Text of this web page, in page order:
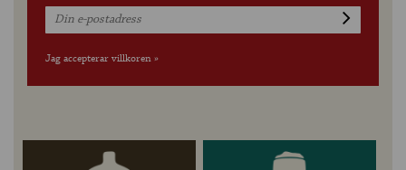
Jag accepterar villkoren »